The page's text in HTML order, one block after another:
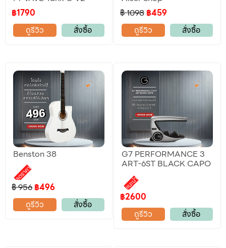
฿1790
ดูรีวิว
สั่งซื้อ
฿ 1098 ฿459
ดูรีวิว
สั่งซื้อ
Benston 38
ลดราคา
฿ 956 ฿496
ดูรีวิว
สั่งซื้อ
G7 PERFORMANCE 3
ART-6ST BLACK CAPO
แนะนำ
฿2600
ดูรีวิว
สั่งซื้อ